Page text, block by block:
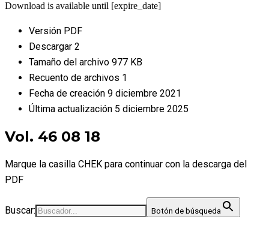
Download is available until [expire_date]
Versión PDF
Descargar 2
Tamaño del archivo 977 KB
Recuento de archivos 1
Fecha de creación 9 diciembre 2021
Última actualización 5 diciembre 2025
Vol. 46 08 18
Marque la casilla CHEK para continuar con la descarga del
PDF
Buscar: Botón de búsqueda